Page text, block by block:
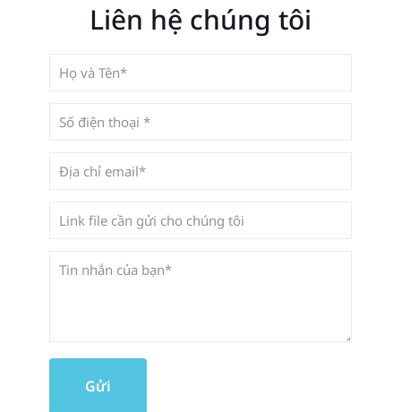
Liên hệ chúng tôi